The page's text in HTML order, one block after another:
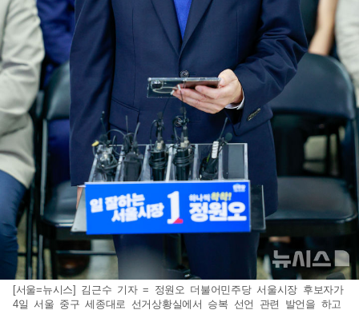
[서울=뉴시스] 김근수 기자 = 정원오 더불어민주당 서울시장 후보자가
4일 서울 중구 세종대로 선거상황실에서 승복 선언 관련 발언을 하고